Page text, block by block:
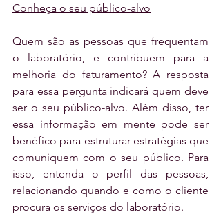
Conheça o seu público-alvo
Quem são as pessoas que frequentam
o laboratório, e contribuem para a
melhoria do faturamento? A resposta
para essa pergunta indicará quem deve
ser o seu público-alvo. Além disso, ter
essa informação em mente pode ser
benéfico para estruturar estratégias que
comuniquem com o seu público. Para
isso, entenda o perfil das pessoas,
relacionando quando e como o cliente
procura os serviços do laboratório.